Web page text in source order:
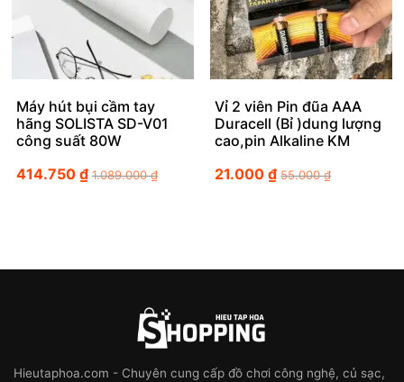
Máy hút bụi cầm tay
hãng SOLISTA SD-V01
công suất 80W
414.750 ₫ 1.089.000₫
Vỉ 2 viên Pin đũa AAA
Duracell (Bỉ )dung lượng
cao,pin Alkaline KM
21.000₫ 55.000₫
Hieutaphoa.com - Chuyên cung cấp đồ chơi công nghệ, củ sạc,